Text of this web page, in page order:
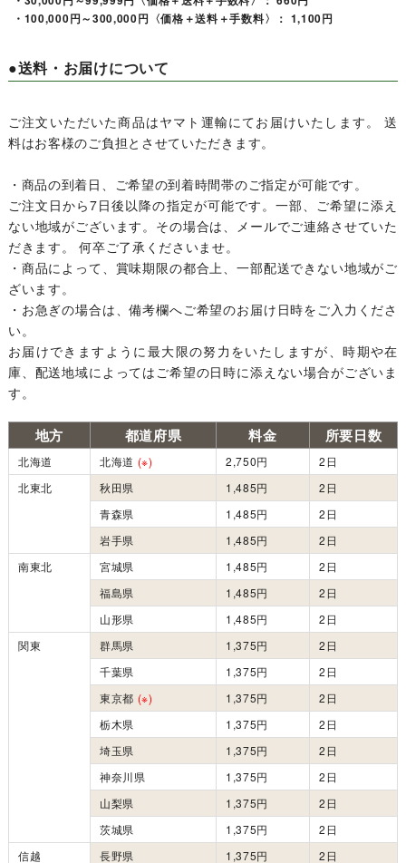
・100,000円～300,000円〈価格＋送料＋手数料〉： 1,100円
●送料・お届けについて
ご注文いただいた商品はヤマト運輸にてお届けいたします。 送
料はお客様のご負担とさせていただきます。
・商品の到着日、ご希望の到着時間帯のご指定が可能です。
ご注文日から7日後以降の指定が可能です。一部、ご希望に添え
ない地域がございます。その場合は、メールでご連絡させていた
だきます。 何卒ご了承くださいませ。
・商品によって、賞味期限の都合上、一部配送できない地域がご
ざいます。
・お急ぎの場合は、備考欄へご希望のお届け日時をご入力くださ
い。
お届けできますように最大限の努力をいたしますが、時期や在
庫、配送地域によってはご希望の日時に添えない場合がございま
す。
地方 都道府県 料金 所要日数
北海道 北海道 (※) 2,750円
2日
北東北
秋田県 1,485円
2日
青森県
1,485円
2日
岩手県
1,485円
2日
南東北
宮城県 1,485円
2日
福島県
1,485円
2日
山形県
1,485円
2日
関東
群馬県 1,375円
2日
千葉県
1,375円
2日
東京都 (※) 1,375円
2日
栃木県
1,375円
2日
埼玉県
1,375円
2日
神奈川県
1,375円
2日
山梨県
1,375円
2日
茨城県
1,375円
2日
信越
長野県 1,375円
2日